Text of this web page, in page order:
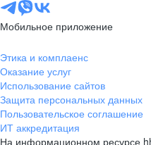
Мобильное приложение
Этика и комплаенс
Оказание услуг
Использование сайтов
Защита персональных данных
Пользовательское соглашение
ИТ аккредитация
На информационном ресурсе